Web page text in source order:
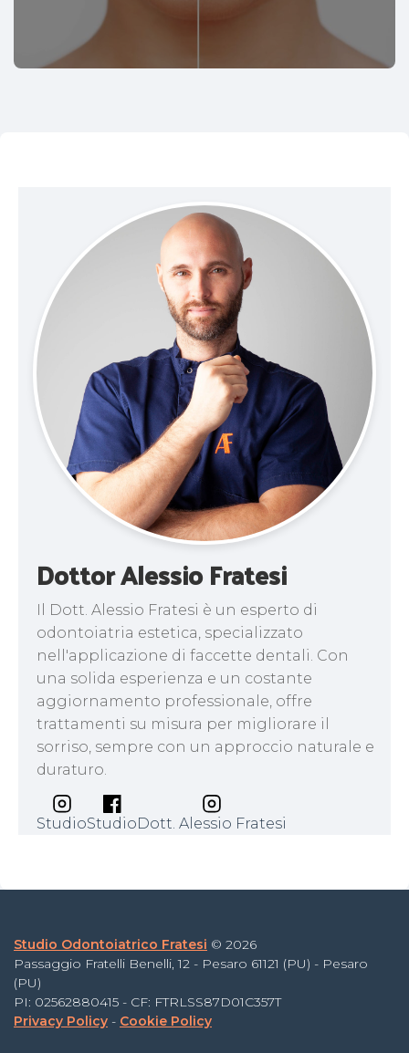
Dottor Alessio Fratesi
Il Dott. Alessio Fratesi è un esperto di
odontoiatria estetica, specializzato
nell'applicazione di faccette dentali. Con
una solida esperienza e un costante
aggiornamento professionale, offre
trattamenti su misura per migliorare il
sorriso, sempre con un approccio naturale e
duraturo.
StudioStudioDott. Alessio Fratesi
Studio Odontoiatrico Fratesi © 2026
Passaggio Fratelli Benelli, 12 - Pesaro 61121 (PU) - Pesaro
(PU)
PI: 02562880415 - CF: FTRLSS87D01C357T
Privacy Policy - Cookie Policy